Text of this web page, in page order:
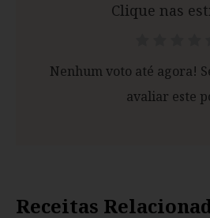
Clique nas
Nenhum voto até agora!
avaliar este
Receitas